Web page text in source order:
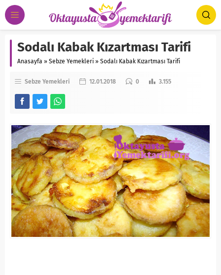
Sodalı Kabak Kızartması Tarifi
Anasayfa » Sebze Yemekleri » Sodalı Kabak Kızartması Tarifi
Sebze Yemekleri 12.01.2018 0 3.155